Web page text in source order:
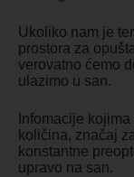
Ukoliko nam je
prostora za
verovatno ćemo
ulazimo u san.
Infomacije
količina, značaj
konstantne
upravo na san.